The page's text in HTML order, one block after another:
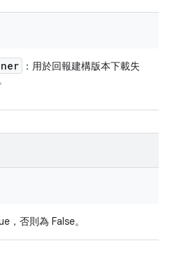
：用於回報建構版本下載失
，否則為 False。